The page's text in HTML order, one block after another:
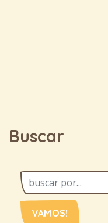
Buscar
VAMOS!